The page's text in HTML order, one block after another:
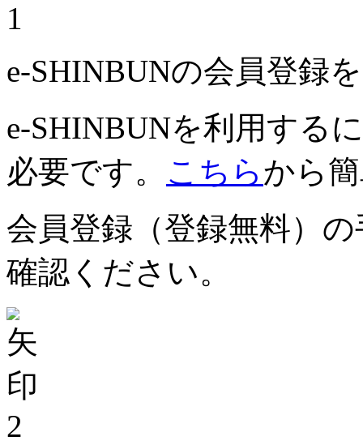
1
e-SHINBUNの会員登録
e-SHINBUNを利用する
必要です。 こちらから
会員登録（登録無料）
確認ください。
2